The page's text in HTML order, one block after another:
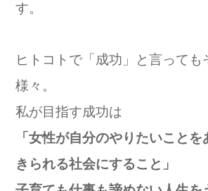
す。
ヒトコトで「成功」と言っても
様々。
私が目指す成功は
「女性が自分のやりたいこと
きられる社会にすること」